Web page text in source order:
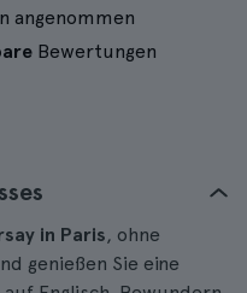
angenommen
Bewertungen
in Paris, ohne
genießen Sie eine